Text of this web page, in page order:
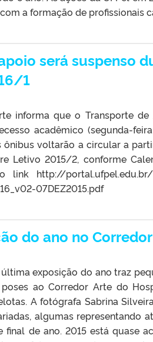
a formação de profissionais
será suspenso
1
informa que o Transporte
acadêmico (segunda-
ônibus voltarão a circular a
Letivo 2015/2, conforme
http://portal.ufpel.edu.br/
07DEZ2015.pdf
do ano no
exposição do ano traz
ao Corredor Arte do
A fotógrafa Sabrina
algumas representando
final de ano. 2015 está quase